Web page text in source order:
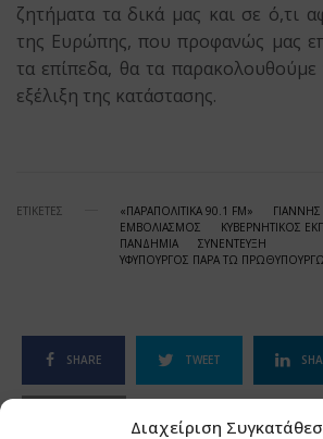
Διαχείριση
ζητήματα τα δικά μας και σε ό,τι
της Ευρώπης, που προφανώς μας
τα επίπεδα, θα τα
εξέλιξη της κατάστασης.
ΕΤΙΚΕΤΕΣ «ΠΑΡΑΠΟΛΙΤΙΚΑ 90.1 FM»
ΕΜΒΟΛΙΑΣΜΟΣ
ΚΥΒΕΡΝΗΤΙΚΟΣ
ΠΑΝΔΗΜΙΑ
ΣΥΝΕΝΤΕΥΞΗ
ΥΦΥΠΟΥΡΓΟΣ ΠΑΡΑ ΤΩ ΠΡΩΘΥΠΟΥΡΓΩ
SHARE TWEET